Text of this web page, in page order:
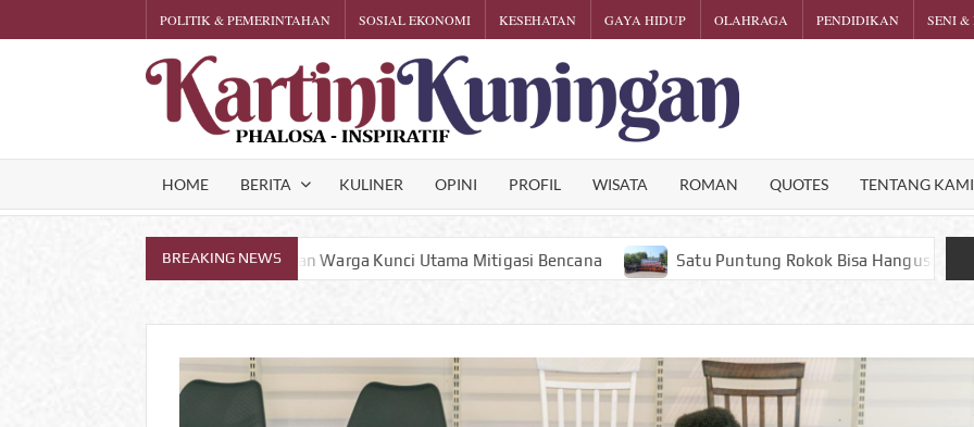
to
POLITIK & PEMERINTAHAN SOSIAL EKONOMI KESEHATAN GAYA HIDUP OLAHRAGA PENDIDIKAN SENI &
HOME BERITA KULINER OPINI PROFIL WISATA ROMAN QUOTES TENTANG KAMI
BREAKING NEWS
Kesadaran Warga Kunci Utama Mitigasi Bencana Satu Puntung Rokok Bisa Hanguskan Hutan, Pendaki Gunung